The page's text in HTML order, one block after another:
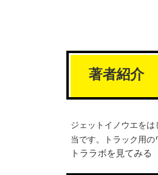
著者紹介
ジェットイノウエを
当です。トラック用
トララボを見てみる